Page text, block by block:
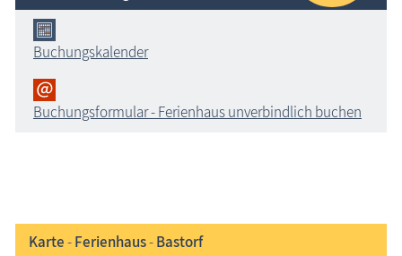
Buchungskalender
Buchungsformular - Ferienhaus unverbindlich buchen
Karte-Ferienhaus-Bastorf